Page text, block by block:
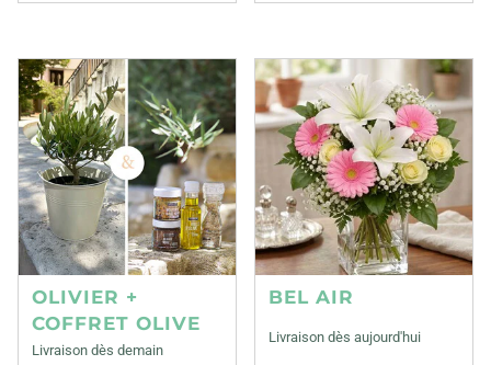
OLIVIER +
COFFRET OLIVE
Livraison dès demain
BEL AIR
Livraison dès aujourd'hui